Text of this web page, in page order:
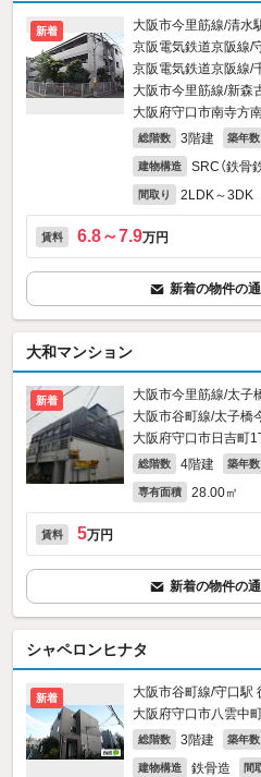
新着
大阪市今里筋線/清水
京阪電気鉄道京阪線/
京阪電気鉄道京阪線/
大阪市今里筋線/新森
大阪府守口市南寺方
総階数 3階建 築年数
建物構造 SRC（鉄骨
間取り 2LDK～3DK
賃料 6.8～7.9万円
新着の物件の
大和マンション
新着
大阪市今里筋線/太子
大阪市谷町線/太子橋
大阪府守口市日吉町
総階数 4階建 築年数
専有面積 28.00㎡
賃料 5万円
新着の物件の
シャペロンヒナタ
新着
大阪市谷町線/守口駅
大阪府守口市八雲中
総階数 3階建 築年数
建物構造 鉄骨造 間